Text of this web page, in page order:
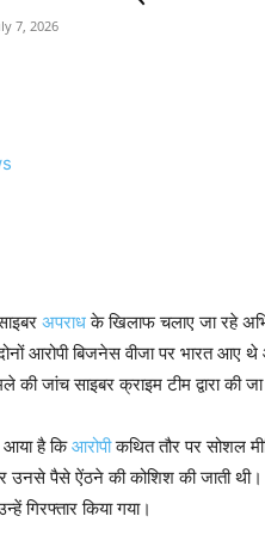
7, 2026
अपराधके खिलाफ चलाए जा रहे
आरोपी बिजनेस वीजा पर भारत आए थे
की जांच साइबर क्राइम टीम द्वारा की जा
आया है किआरोपीकथित तौर पर सोशल
उनसे पैसे ऐंठने की कोशिश की जाती
गिरफ्तार किया गया।